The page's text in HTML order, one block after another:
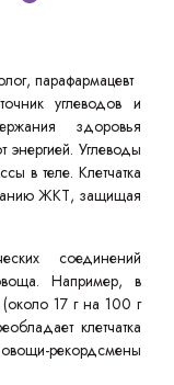
парафармацевт
углеводов и
здоровья
Углеводы
в теле. Клетчатка
ЖКТ, защищая
соединений
Например, в
17 г на 100 г
клетчатка
рекордсмены